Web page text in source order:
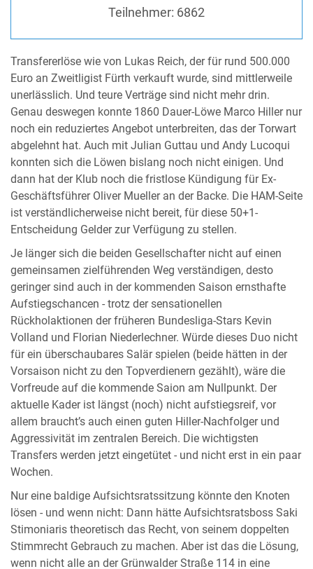
Teilnehmer: 6862
Transfererlöse wie von Lukas Reich, der für rund 500.000
Euro an Zweitligist Fürth verkauft wurde, sind mittlerweile
unerlässlich. Und teure Verträge sind nicht mehr drin.
Genau deswegen konnte 1860 Dauer-Löwe Marco Hiller nur
noch ein reduziertes Angebot unterbreiten, das der Torwart
abgelehnt hat. Auch mit Julian Guttau und Andy Lucoqui
konnten sich die Löwen bislang noch nicht einigen. Und
dann hat der Klub noch die fristlose Kündigung für Ex-
Geschäftsführer Oliver Mueller an der Backe. Die HAM-Seite
ist verständlicherweise nicht bereit, für diese 50+1-
Entscheidung Gelder zur Verfügung zu stellen.
Je länger sich die beiden Gesellschafter nicht auf einen
gemeinsamen zielführenden Weg verständigen, desto
geringer sind auch in der kommenden Saison ernsthafte
Aufstiegschancen - trotz der sensationellen
Rückholaktionen der früheren Bundesliga-Stars Kevin
Volland und Florian Niederlechner. Würde dieses Duo nicht
für ein überschaubares Salär spielen (beide hätten in der
Vorsaison nicht zu den Topverdienern gezählt), wäre die
Vorfreude auf die kommende Saion am Nullpunkt. Der
aktuelle Kader ist längst (noch) nicht aufstiegsreif, vor
allem braucht’s auch einen guten Hiller-Nachfolger und
Aggressivität im zentralen Bereich. Die wichtigsten
Transfers werden jetzt eingetütet - und nicht erst in ein paar
Wochen.
Nur eine baldige Aufsichtsratssitzung könnte den Knoten
lösen - und wenn nicht: Dann hätte Aufsichtsratsboss Saki
Stimoniaris theoretisch das Recht, von seinem doppelten
Stimmrecht Gebrauch zu machen. Aber ist das die Lösung,
wenn nicht alle an der Grünwalder Straße 114 in eine